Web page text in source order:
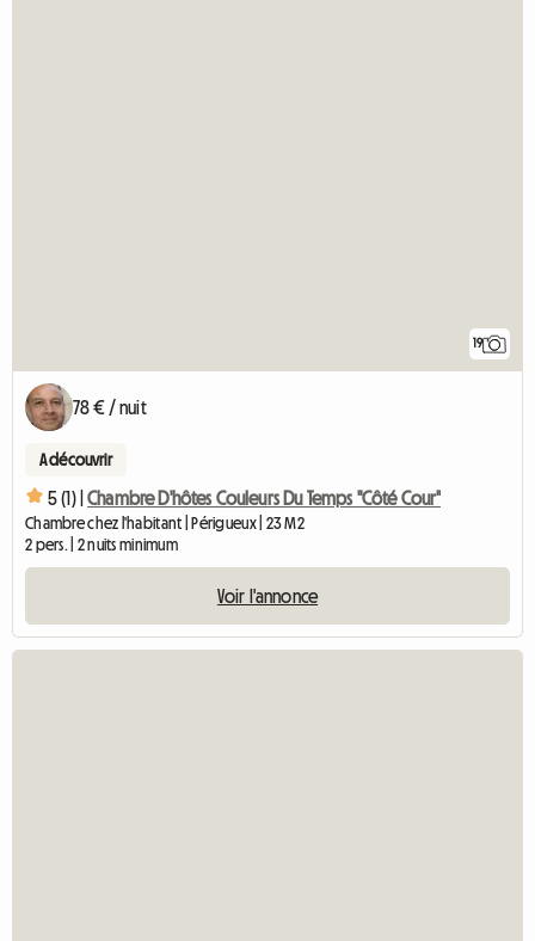
19
78 € / nuit
A découvrir
5 (1) | Chambre D'hôtes Couleurs Du Temps "Côté Cour"
Chambre chez l'habitant | Périgueux | 23 M2
2 pers. | 2 nuits minimum
Voir l'annonce